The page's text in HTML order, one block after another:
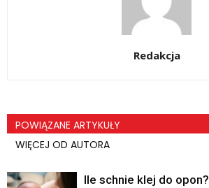
Redakcja
POWIĄZANE ARTYKUŁY
WIĘCEJ OD AUTORA
Ile schnie klej do opon?